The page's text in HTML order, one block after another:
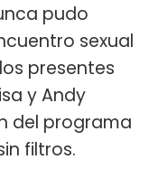
pudo
sexual
presentes
y Andy
del programa
filtros.